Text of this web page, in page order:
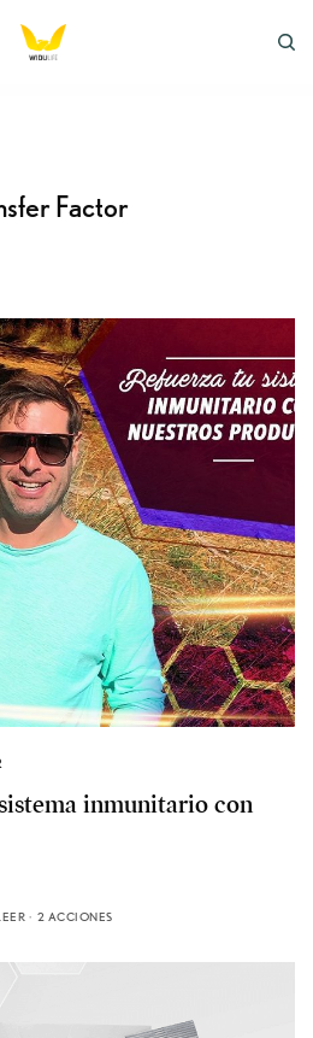
Factor
inmunitario con
2 ACCIONES